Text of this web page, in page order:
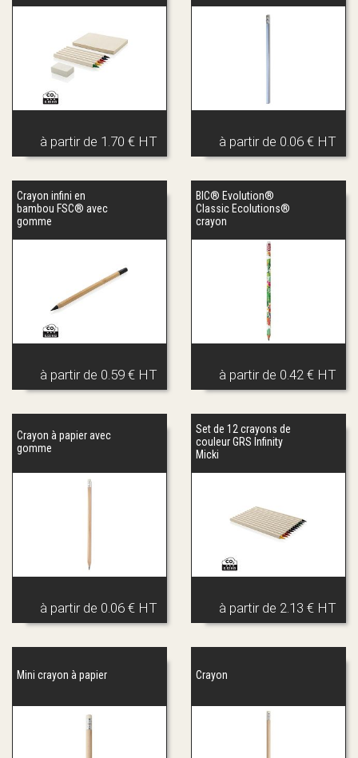
à partir de 1.70 € HT à partir de 0.06 € HT
Crayon infini en
bambou FSC® avec
gomme
à partir de 0.59 € HT
BIC® Evolution®
Classic Ecolutions®
crayon
à partir de 0.42 € HT
Crayon à papier avec
gomme
à partir de 0.06 € HT
Set de 12 crayons de
couleur GRS Infinity
Micki
à partir de 2.13 € HT
Mini crayon à papier Crayon